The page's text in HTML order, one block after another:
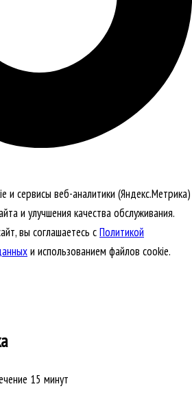
и сервисы веб-аналитики (Яндекс.Метрика)
и улучшения качества обслуживания.
вы соглашаетесь сПолитикой
и использованием файлов cookie.
15 минут